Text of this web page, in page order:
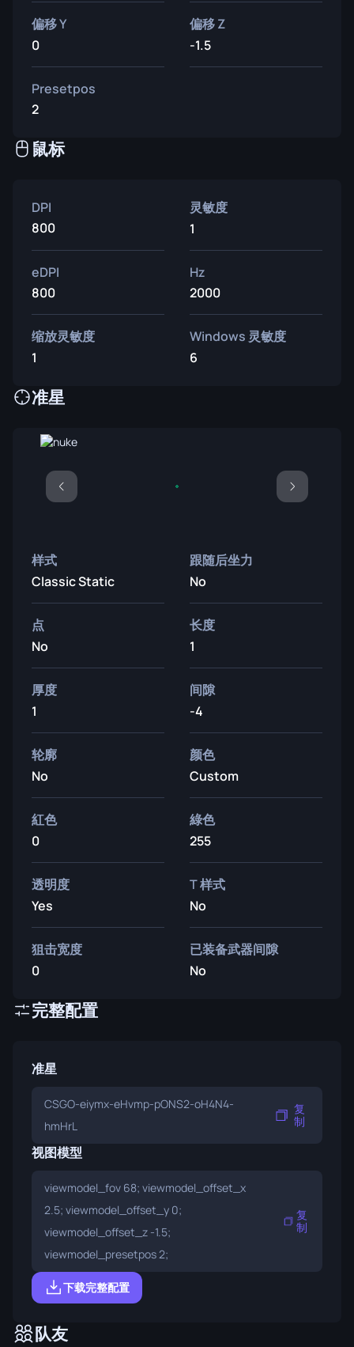
偏移 Y
0
偏移 Z
-1.5
Presetpos
2
鼠标
DPI
800
灵敏度
1
eDPI
800
Hz
2000
缩放灵敏度
1
Windows 灵敏度
6
准星
样式
Classic Static
跟随后坐力
No
点
No
长度
1
厚度
1
间隙
-4
轮廓
No
颜色
Custom
紅色
0
綠色
255
透明度
Yes
T 样式
No
狙击宽度
0
已装备武器间隙
No
完整配置
准星
CSGO-eiymx-eHvmp-pONS2-oH4N4-
hmHrL
复
制
视图模型
viewmodel_fov 68; viewmodel_offset_x
2.5; viewmodel_offset_y 0;
viewmodel_offset_z -1.5;
viewmodel_presetpos 2;
复
制
下载完整配置
队友